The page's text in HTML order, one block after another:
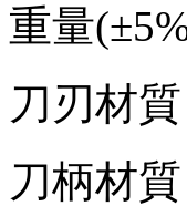
重量
刀刃材
刀柄材